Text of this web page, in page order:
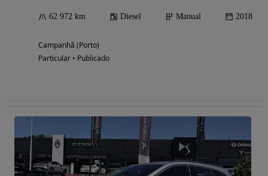
62 972 km Diesel Manual 2018
Campanhã (Porto)
Particular • Publicado